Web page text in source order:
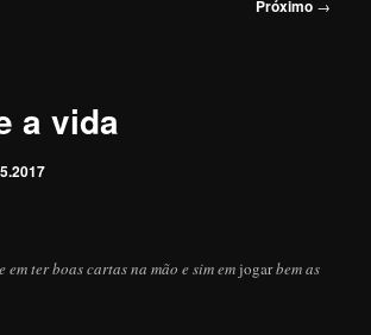
Próximo →
a vida
em ter boas cartas na mão e sim emjogarbem as